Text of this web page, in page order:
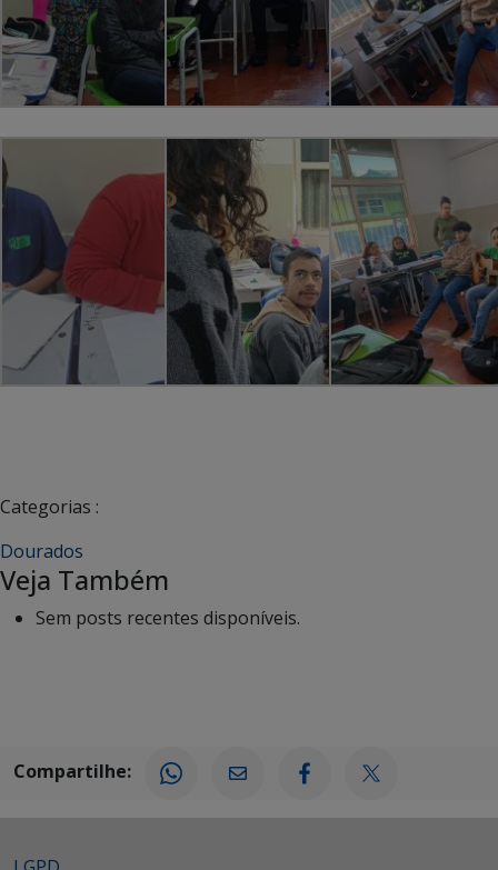
Categorias :
Dourados
Veja Também
Sem posts recentes disponíveis.
Compartilhe: